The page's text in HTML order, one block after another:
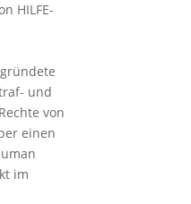
HILFE-
und
von
einen
im